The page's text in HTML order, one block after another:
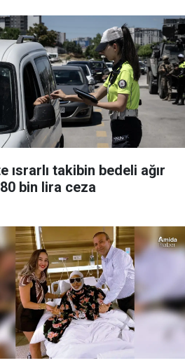
ısrarlı takibin bedeli ağır
bin lira ceza